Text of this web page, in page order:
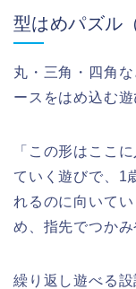
型はめパズル
丸・三角・四角
ースをはめ込む遊
「この形はここ
ていく遊びで、1
れるのに向いて
め、指先でつか
繰り返し遊べる